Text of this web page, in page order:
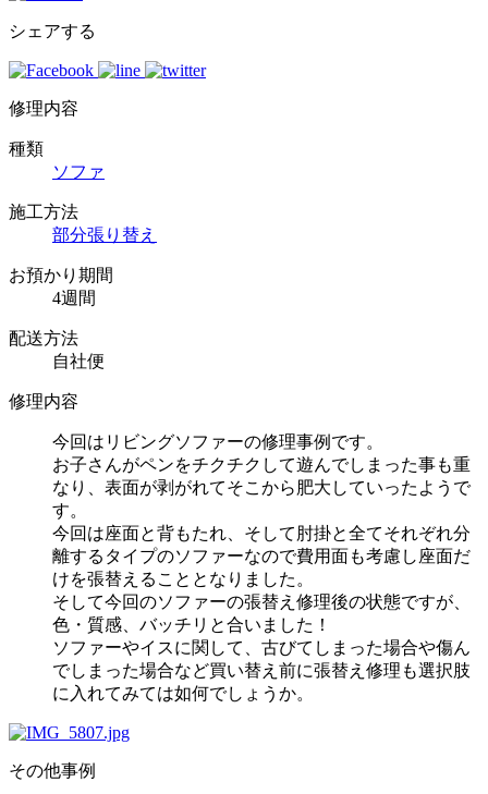
シェアする
修理内容
種類
ソファ
施工方法
部分張り替え
お預かり期間
4週間
配送方法
自社便
修理内容
今回はリビングソファーの修理事例です。
お子さんがペンをチクチクして遊んでしまった事も重
なり、表面が剥がれてそこから肥大していったようで
す。
今回は座面と背もたれ、そして肘掛と全てそれぞれ分
離するタイプのソファーなので費用面も考慮し座面だ
けを張替えることとなりました。
そして今回のソファーの張替え修理後の状態ですが、
色・質感、バッチリと合いました！
ソファーやイスに関して、古びてしまった場合や傷ん
でしまった場合など買い替え前に張替え修理も選択肢
に入れてみては如何でしょうか。
その他事例